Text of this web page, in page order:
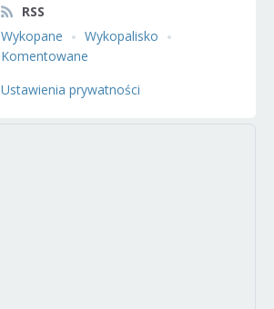
RSS
Wykopane
Wykopalisko
Komentowane
Ustawienia prywatności